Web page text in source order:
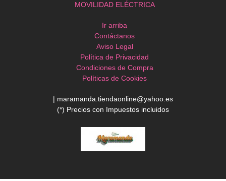
MOVILIDAD ELÉCTRICA
Ir arriba
Contáctanos
Aviso Legal
Política de Privacidad
Condiciones de Compra
Políticas de Cookies
| maramanda.tiendaonline@yahoo.es
(*) Precios con Impuestos incluidos